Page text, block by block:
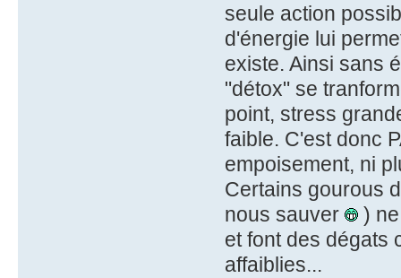
seule action
d'énergie lui
existe. Ainsi sans
"détox" se
point, stress
faible. C'est donc
empoisement, ni
Certains gourous
nous sauver
) ne
et font des dégats
affaiblies...